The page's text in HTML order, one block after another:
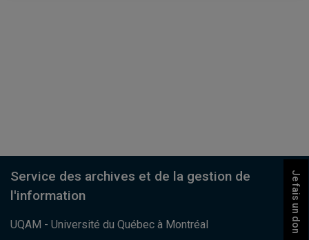
Je fais un don
UQAM - Université du Québec à Montréal
Service des archives et de la gestion de
l'information